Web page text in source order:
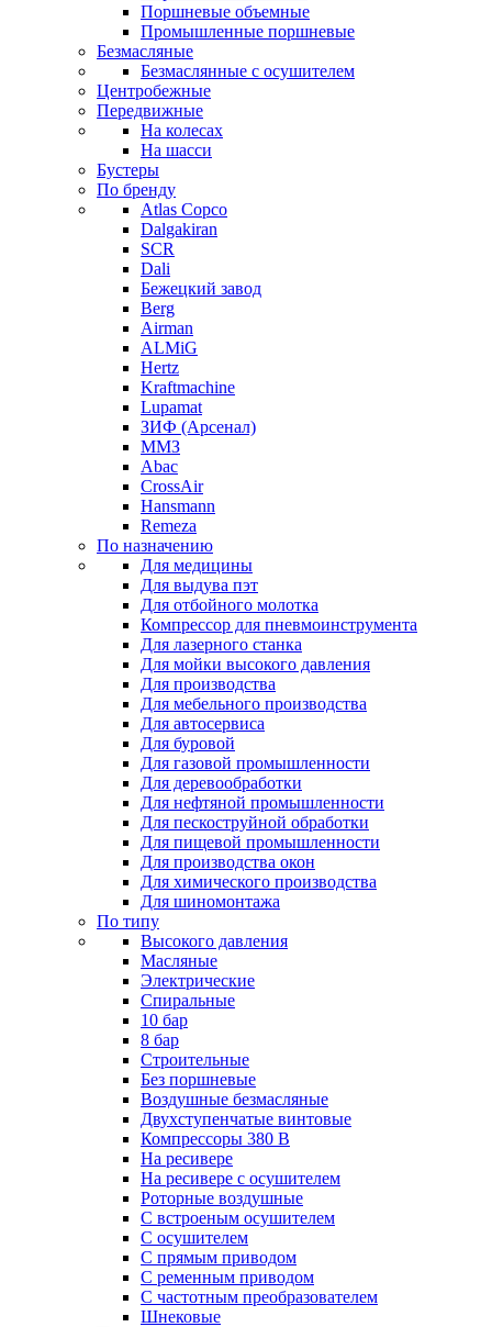
Поршневые объемные
Промышленные поршневые
Безмасляные
Безмаслянные с осушителем
Центробежные
Передвижные
На колесах
На шасси
Бустеры
По бренду
Atlas Copco
Dalgakiran
SCR
Dali
Бежецкий завод
Berg
Airman
ALMiG
Hertz
Kraftmachine
Lupamat
ЗИФ (Арсенал)
ММЗ
Abac
CrossAir
Hansmann
Remeza
По назначению
Для медицины
Для выдува пэт
Для отбойного молотка
Компрессор для пневмоинструмента
Для лазерного станка
Для мойки высокого давления
Для производства
Для мебельного производства
Для автосервиса
Для буровой
Для газовой промышленности
Для деревообработки
Для нефтяной промышленности
Для пескоструйной обработки
Для пищевой промышленности
Для производства окон
Для химического производства
Для шиномонтажа
По типу
Высокого давления
Масляные
Электрические
Спиральные
10 бар
8 бар
Cтроительные
Без поршневые
Воздушные безмасляные
Двухступенчатые винтовые
Компрессоры 380 В
На ресивере
На ресивере с осушителем
Роторные воздушные
С встроеным осушителем
С осушителем
С прямым приводом
С ременным приводом
С частотным преобразователем
Шнековые